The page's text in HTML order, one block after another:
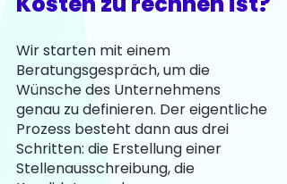
Wir starten mit einem
Beratungsgespräch, um die
Wünsche des Unternehmens
genau zu definieren. Der eigentliche
Prozess besteht dann aus drei
Schritten: die Erstellung einer
Stellenausschreibung, die